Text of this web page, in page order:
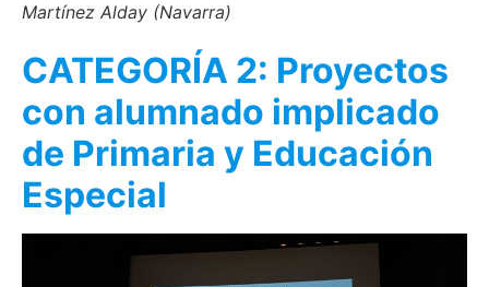
Martínez Alday (Navarra)
CATEGORÍA 2: Proyectos
con alumnado implicado
de Primaria y Educación
Especial